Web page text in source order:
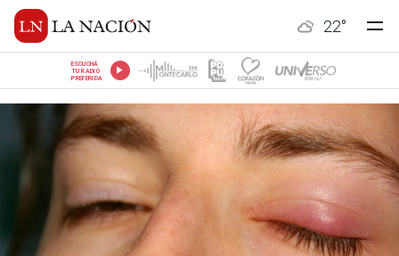
22°
ESCUCHÁ
TU RADIO
PREFERIDA